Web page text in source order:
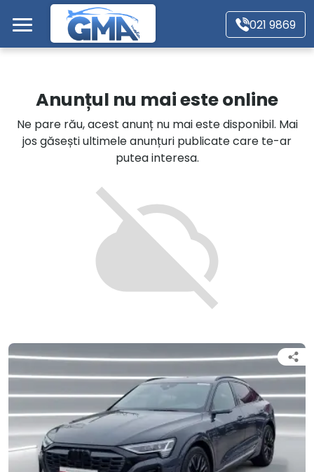
Mergi direct la conținutul principal
021 9869
Autoturisme
Motociclete
Autoutilitare
Alte tipuri vehicule
Anunțul nu mai este online
Ne pare rău, acest anunț nu mai este disponibil. Mai
jos găsești ultimele anunțuri publicate care te-ar
putea interesa.